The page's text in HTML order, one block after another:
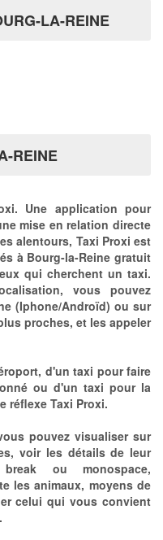
LA-REINE
REINE
Une application pour
mise en relation directe
alentours, Taxi Proxi est
à Bourg-la-Reine gratuit
qui cherchent un taxi.
vous pouvez
(Iphone/Androïd) ou sur
proches, et les appeler
d'un taxi pour faire
ou d'un taxi pour la
réflexe Taxi Proxi.
pouvez visualiser sur
voir les détails de leur
ou monospace,
les animaux, moyens de
celui qui vous convient